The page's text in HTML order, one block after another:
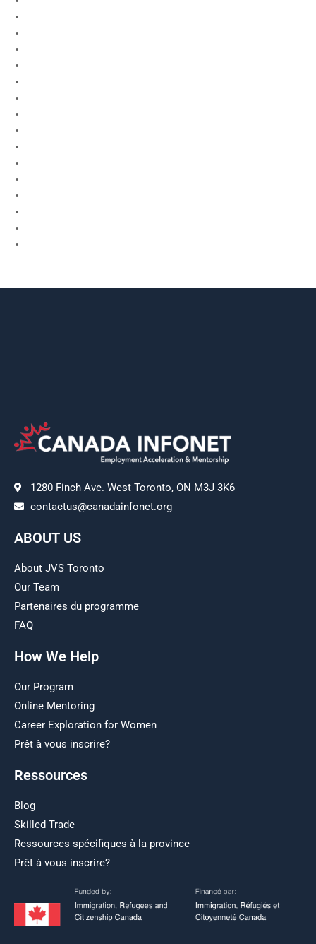
1280 Finch Ave. West Toronto, ON M3J 3K6
contactus@canadainfonet.org
ABOUT US
About JVS Toronto
Our Team
Partenaires du programme
FAQ
How We Help
Our Program
Online Mentoring
Career Exploration for Women
Prêt à vous inscrire?
Ressources
Blog
Skilled Trade
Ressources spécifiques à la province
Prêt à vous inscrire?